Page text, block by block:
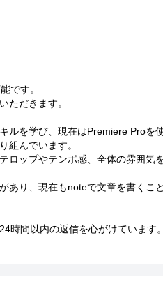
です。
ただきます。
ルを学び、現在はPremiere Proを
組んでいます。
ロップやテンポ感、全体の雰囲気
あり、現在もnoteで文章を書くこ
時間以内の返信を心がけています。